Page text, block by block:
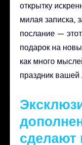
открытку
милая записка,
послание —
подарок на
как много
праздник
сделают